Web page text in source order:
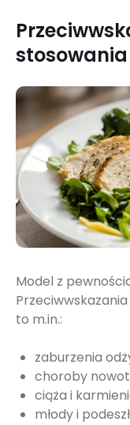
Model z
to m.in.:
zaburzenia
choroby
ciąża i
młody i